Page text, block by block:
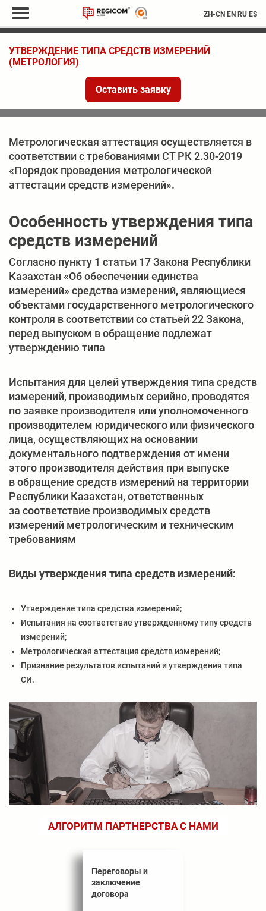
ZH-CN EN RU ES
УТВЕРЖДЕНИЕ ТИПА СРЕДСТВ ИЗМЕРЕНИЙ
(МЕТРОЛОГИЯ)
Оставить заявку
Метрологическая аттестация осуществляется в
соответствии с требованиями СТ РК 2.30-2019
«Порядок проведения метрологической
аттестации средств измерений».
Особенность утверждения типа
средств измерений
Согласно пункту 1 статьи 17 Закона Республики
Казахстан «Об обеспечении единства
измерений» средства измерений, являющиеся
объектами государственного метрологического
контроля в соответствии со статьей 22 Закона,
перед выпуском в обращение подлежат
утверждению типа
Испытания для целей утверждения типа средств
измерений, производимых серийно, проводятся
по заявке производителя или уполномоченного
производителем юридического или физического
лица, осуществляющих на основании
документального подтверждения от имени
этого производителя действия при выпуске
в обращение средств измерений на территории
Республики Казахстан, ответственных
за соответствие производимых средств
измерений метрологическим и техническим
требованиям
Виды утверждения типа средств измерений:
Утверждение типа средства измерений;
Испытания на соответствие утвержденному типу средств
измерений;
Метрологическая аттестация средств измерений;
Признание результатов испытаний и утверждения типа
СИ.
АЛГОРИТМ ПАРТНЕРСТВА С НАМИ
Переговоры и
заключение
договора